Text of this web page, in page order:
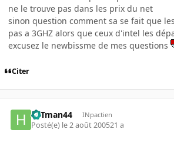
ne le trouve pas dans les prix du net
sinon question comment sa se fait que
pas a 3GHZ alors que ceux d'intel les
excusez le newbissme de mes questions
Citer
HITman44 INpactien
Posté(e) le 2 août 200521 a